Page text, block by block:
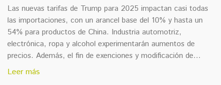
Las nuevas tarifas de Trump para 2025 impactan casi todas
las importaciones, con un arancel base del 10% y hasta un
54% para productos de China. Industria automotriz,
electrónica, ropa y alcohol experimentarán aumentos de
precios. Además, el fin de exenciones y modificación de
umbrales duty-free exacerban el impacto económico.
Leer más